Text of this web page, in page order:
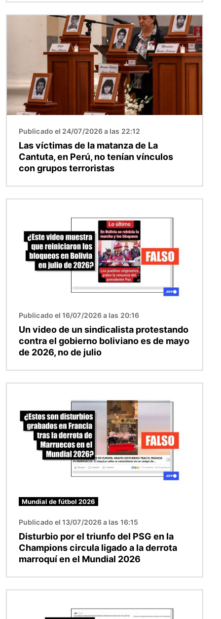
Publicado el 24/07/2026 a las 22:12
Las víctimas de la matanza de La
Cantuta, en Perú, no tenían vínculos
con grupos terroristas
Publicado el 16/07/2026 a las 20:16
Un video de un sindicalista protestando
contra el gobierno boliviano es de mayo
de 2026, no de julio
Mundial de fútbol 2026
Publicado el 13/07/2026 a las 16:15
Disturbio por el triunfo del PSG en la
Champions circula ligado a la derrota
marroquí en el Mundial 2026